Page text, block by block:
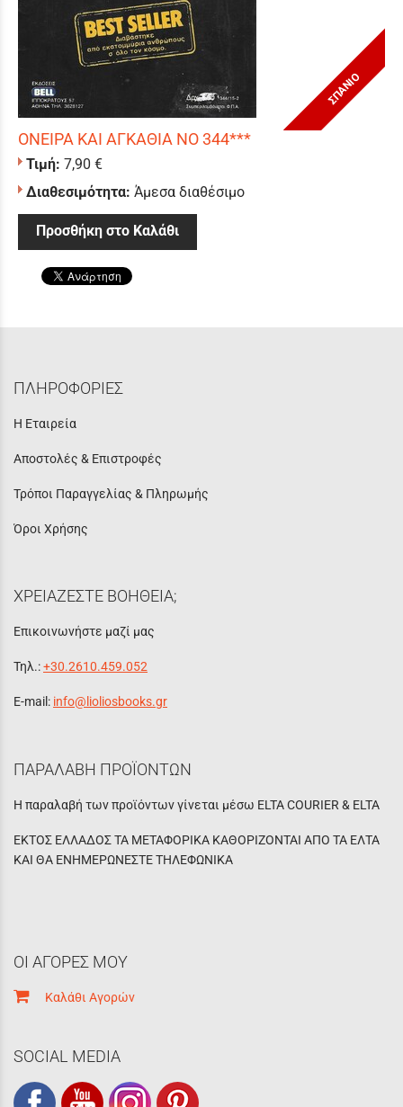
ΣΠΑΝΙΟ
ΟΝΕΙΡΑ ΚΑΙ ΑΓΚΑΘΙΑ ΝΟ 344***
Τιμή: 7,90 €
Διαθεσιμότητα: Άμεσα διαθέσιμο
Προσθήκη στο Καλάθι
ΠΛΗΡΟΦΟΡΙΕΣ
Η Εταιρεία
Αποστολές & Επιστροφές
Τρόποι Παραγγελίας & Πληρωμής
Όροι Χρήσης
ΧΡΕΙΑΖΕΣΤΕ ΒΟΗΘΕΙΑ;
Επικοινωνήστε μαζί μας
Τηλ.:+30.2610.459.052
E-mail: info@lioliosbooks.gr
ΠΑΡΑΛΑΒΗ ΠΡΟΪΟΝΤΩΝ
Η παραλαβή των προϊόντων γίνεται μέσω ELTA COURIER & ELTA
ΕΚΤΟΣ ΕΛΛΑΔΟΣ ΤΑ ΜΕΤΑΦΟΡΙΚΑ ΚΑΘΟΡΙΖΟΝΤΑΙ ΑΠΟ ΤΑ ΕΛΤΑ
ΚΑΙ ΘΑ ΕΝΗΜΕΡΩΝΕΣΤΕ ΤΗΛΕΦΩΝΙΚΑ
ΟΙ ΑΓΟΡΕΣ ΜΟΥ
Καλάθι Αγορών
SOCIAL MEDIA